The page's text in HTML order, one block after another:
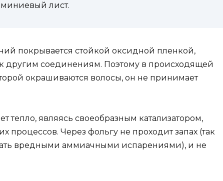
лист.
покрывается стойкой оксидной пленкой,
другим соединениям. Поэтому в происходящей
окрашиваются волосы, он не принимает
тепло, являясь своеобразным катализатором,
Через фольгу не проходит запах (так
вредными аммиачными испарениями), и не